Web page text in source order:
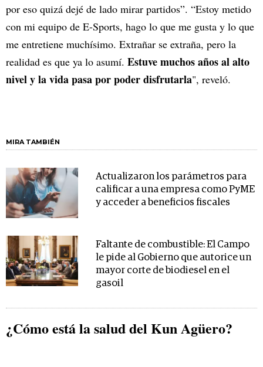
por eso quizá dejé de lado mirar partidos”. “Estoy metido
con mi equipo de E-Sports, hago lo que me gusta y lo que
me entretiene muchísimo. Extrañar se extraña, pero la
realidad es que ya lo asumí. Estuve muchos años al alto
nivel y la vida pasa por poder disfrutarla", reveló.
MIRA TAMBIÉN
Actualizaron los parámetros para
calificar a una empresa como PyME
y acceder a beneficios fiscales
Faltante de combustible: El Campo
le pide al Gobierno que autorice un
mayor corte de biodiesel en el
gasoil
¿Cómo está la salud del Kun Agüero?